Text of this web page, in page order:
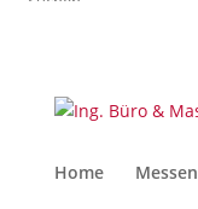
Home Messen